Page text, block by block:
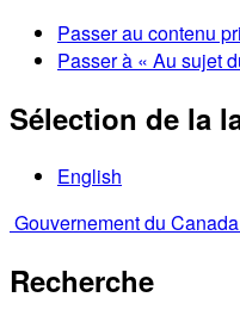
Passer au contenu
Passer à « Au sujet
Sélection de la
English
Gouvernement du
Recherche